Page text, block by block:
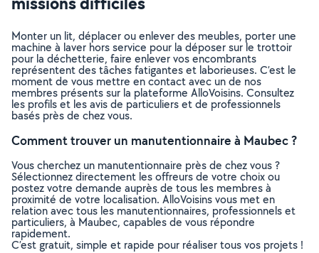
Monter un lit, déplacer ou enlever des meubles, porter une
machine à laver hors service pour la déposer sur le trottoir
pour la déchetterie, faire enlever vos encombrants
représentent des tâches fatigantes et laborieuses. C’est le
moment de vous mettre en contact avec un de nos
membres présents sur la plateforme AlloVoisins. Consultez
les profils et les avis de particuliers et de professionnels
basés près de chez vous.
Comment trouver un manutentionnaire à Maubec ?
Vous cherchez un manutentionnaire près de chez vous ?
Sélectionnez directement les offreurs de votre choix ou
postez votre demande auprès de tous les membres à
proximité de votre localisation. AlloVoisins vous met en
relation avec tous les manutentionnaires, professionnels et
particuliers, à Maubec, capables de vous répondre
rapidement.
C’est gratuit, simple et rapide pour réaliser tous vos projets !